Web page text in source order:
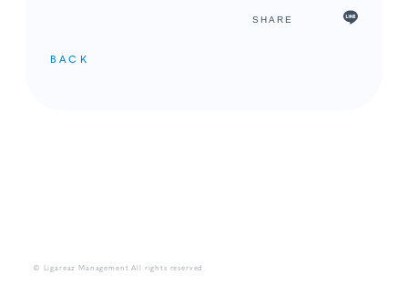
SHARE
BACK
© Ligareaz Management All rights reserved.